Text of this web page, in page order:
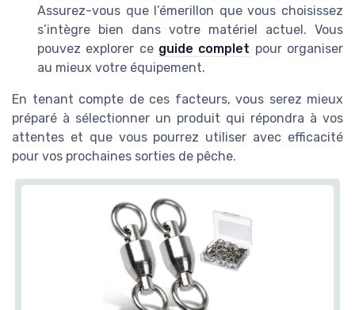
Assurez-vous que l’émerillon que vous choisissez
s’intègre bien dans votre matériel actuel. Vous
pouvez explorer ce guide complet pour organiser
au mieux votre équipement.
En tenant compte de ces facteurs, vous serez mieux
préparé à sélectionner un produit qui répondra à vos
attentes et que vous pourrez utiliser avec efficacité
pour vos prochaines sorties de pêche.